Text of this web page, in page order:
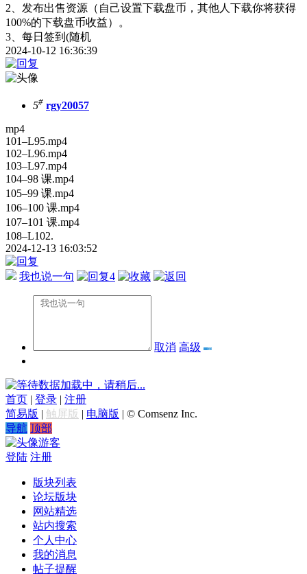
2、发布出售资源（自己设置下载盘币，其他人下载你将获得
100%的下载盘币收益）。
3、每日签到(随机
2024-10-12 16:36:39
5# rgy20057
mp4
101–L95.mp4
102–L96.mp4
103–L97.mp4
104–98 课.mp4
105–99 课.mp4
106–100 课.mp4
107–101 课.mp4
108–L102.
2024-12-13 16:03:52
我也说一句 4
取消 高级
数据加载中，请稍后...
首页 | 登录 | 注册
简易版 | 触屏版 | 电脑版 | © Comsenz Inc.
导航 顶部
游客
登陆 注册
版块列表
论坛版块
网站精选
站内搜索
个人中心
我的消息
帖子提醒